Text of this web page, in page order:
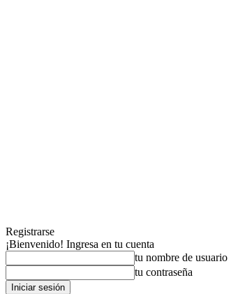
Registrarse
¡Bienvenido! Ingresa en tu cuenta
tu nombre de usuario
tu contraseña